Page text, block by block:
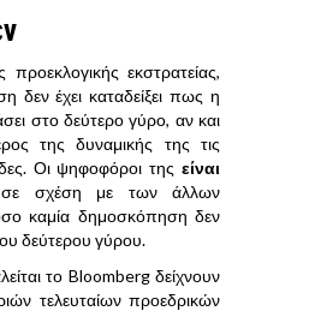
εκστρατείας,
δεν έχει καταδείξει πως η
στο δεύτερο γύρο, αν και
της δυναμικής της τις
Οι ψηφοφόροι της είναι
σχέση με των άλλων
καμία δημοσκόπηση δεν
δεύτερου γύρου.
το Bloomberg δείχνουν
τελευταίων προεδρικών